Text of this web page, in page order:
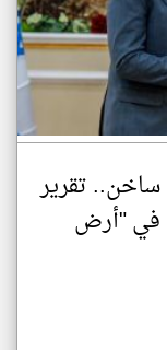
ساخن.. تقرير
في "أرض